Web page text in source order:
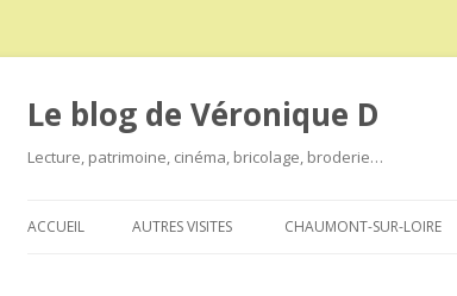
Le blog de Véronique D
Lecture, patrimoine, cinéma, bricolage, broderie…
ACCUEIL AUTRES VISITES CHAUMONT-SUR-LOIRE